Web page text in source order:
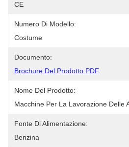
CE
Numero Di Modello:
Costume
Documento:
Brochure Del Prodotto PDF
Nome Del Prodotto:
Macchine Per La Lavorazione Delle
Fonte Di Alimentazione:
Benzina